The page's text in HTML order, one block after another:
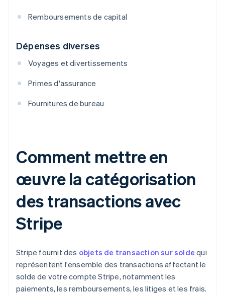
Remboursements de capital
Dépenses diverses
Voyages et divertissements
Primes d'assurance
Fournitures de bureau
Comment mettre en
œuvre la catégorisation
des transactions avec
Stripe
Stripe fournit des objets de transaction sur solde qui
représentent l'ensemble des transactions affectant le
solde de votre compte Stripe, notamment les
paiements, les remboursements, les litiges et les frais.